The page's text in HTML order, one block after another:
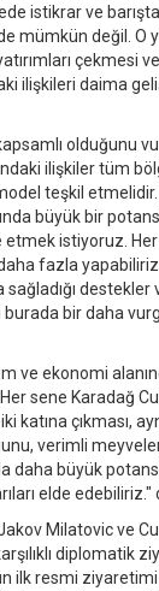
istikrar ve
mümkün değil. O
çekmesi
ilişkileri daima
olduğunu
ilişkiler tüm
teşkil
büyük bir
istiyoruz.
fazla
destekler
bir daha
ve ekonomi
sene Karadağ
katına çıkması,
verimli
daha büyük
elde edebiliriz."
Milatovic ve
diplomatik
ilk resmi